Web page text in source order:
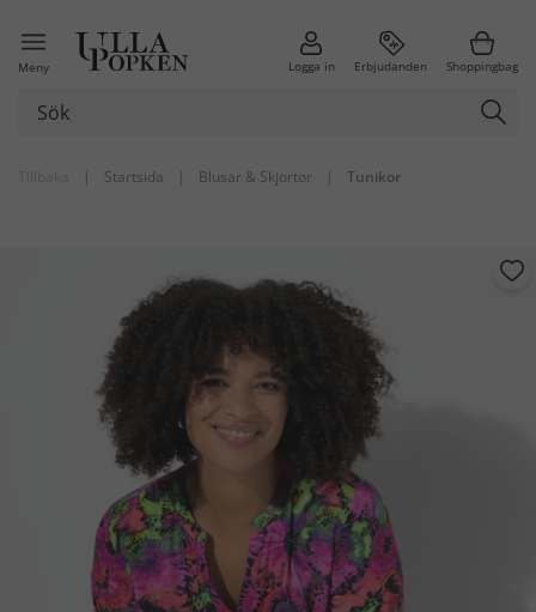
Meny Logga in Erbjudanden Shoppingbag
| Startsida | Blusar & Skjortor | Tunikor